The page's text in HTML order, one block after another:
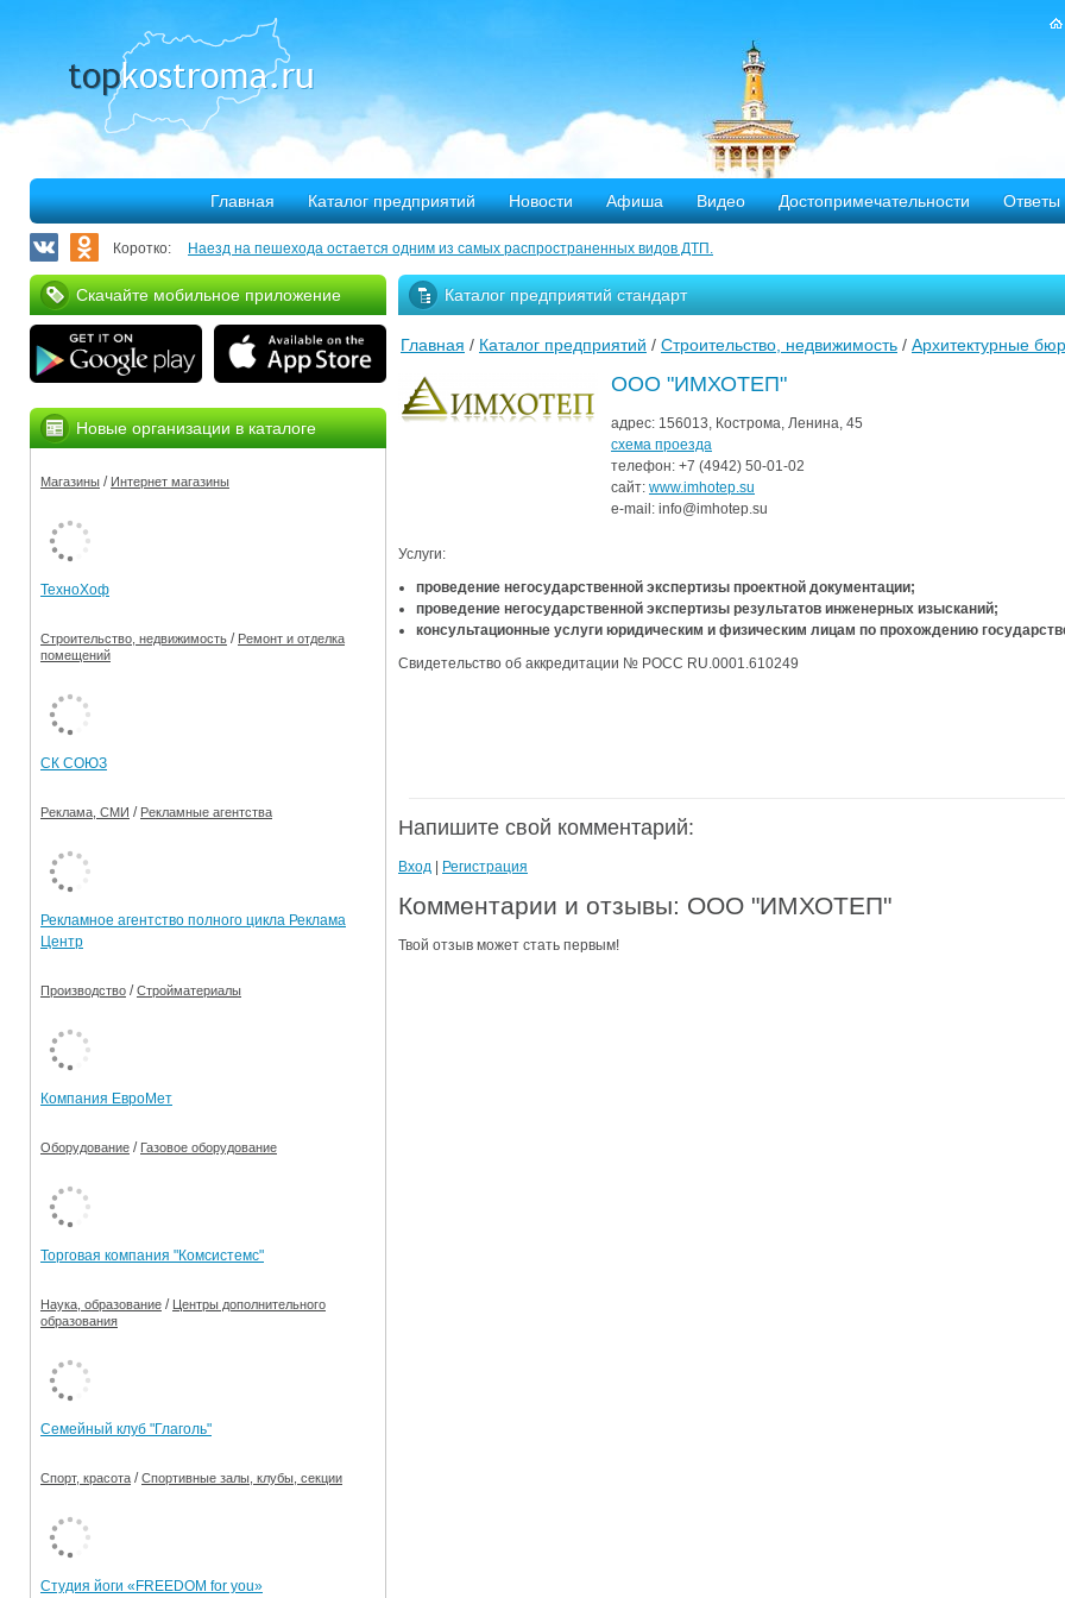
Главная Каталог предприятий Новости Афиша Видео Достопримечательности Ответы
Коротко: Наезд на пешехода остается одним из самых распространенных видов ДТП.
Запланирован ремонт более 40 километров областных дорог
В Костроме откроется выставка, посвященная 30-летию аварии на Чернобыльской АЭС
375 костромских семей улучшили свое благосостояние
Благотворительная программа «Мир без слез» приехала в Кострому.
Серьезное ДТП на Михалевском бульваре
За нарушение правил противопожарной безопасности оштрафовано 20 человек
Ограничения движения транспорта на майские праздники 2014
Электронные транспортные карты
Каталог предприятий стандарт
Главная / Каталог предприятий / Строительство, недвижимость / Архитектурные
ООО "ИМХОТЕП"
адрес: 156013, Кострома, Ленина, 45
схема проезда
телефон: +7 (4942) 50-01-02
сайт: www.imhotep.su
e-mail: info@imhotep.su
Услуги:
проведение негосударственной экспертизы проектной документации;
проведение негосударственной экспертизы результатов инженерных изысканий;
консультационные услуги юридическим и физическим лицам по прохождению
Свидетельство об аккредитации № РОСС RU.0001.610249
Напишите свой комментарий:
Вход Регистрация
Комментарии и отзывы: ООО "ИМХОТЕП"
Твой отзыв может стать первым!
Скачайте мобильное приложение
Новые организации в каталоге
Магазины / Интернет магазины
ТехноХоф
Строительство, недвижимость / Ремонт и отделка
помещений
СК СОЮЗ
Реклама, СМИ / Рекламные агентства
Рекламное агентство полного цикла Реклама
Центр
Производство /Стройматериалы
Компания ЕвроМет
Оборудование / Газовое оборудование
Торговая компания "Комсистемс"
Наука, образование / Центры дополнительного
образования
Семейный клуб "Глаголь"
Спорт, красота /Спортивные залы, клубы, секции
Студия йоги «FREEDOM for you»